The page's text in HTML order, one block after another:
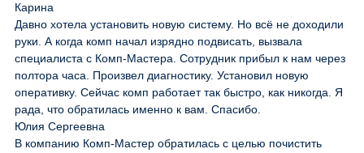
Карина
Давно хотела установить новую систему. Но всё не доходили
руки. А когда комп начал изрядно подвисать, вызвала
специалиста с Комп-Мастера. Сотрудник прибыл к нам через
полтора часа. Произвел диагностику. Установил новую
оперативку. Сейчас комп работает так быстро, как никогда. Я
рада, что обратилась именно к вам. Спасибо.
Юлия Сергеевна
В компанию Комп-Мастер обратилась с целью почистить